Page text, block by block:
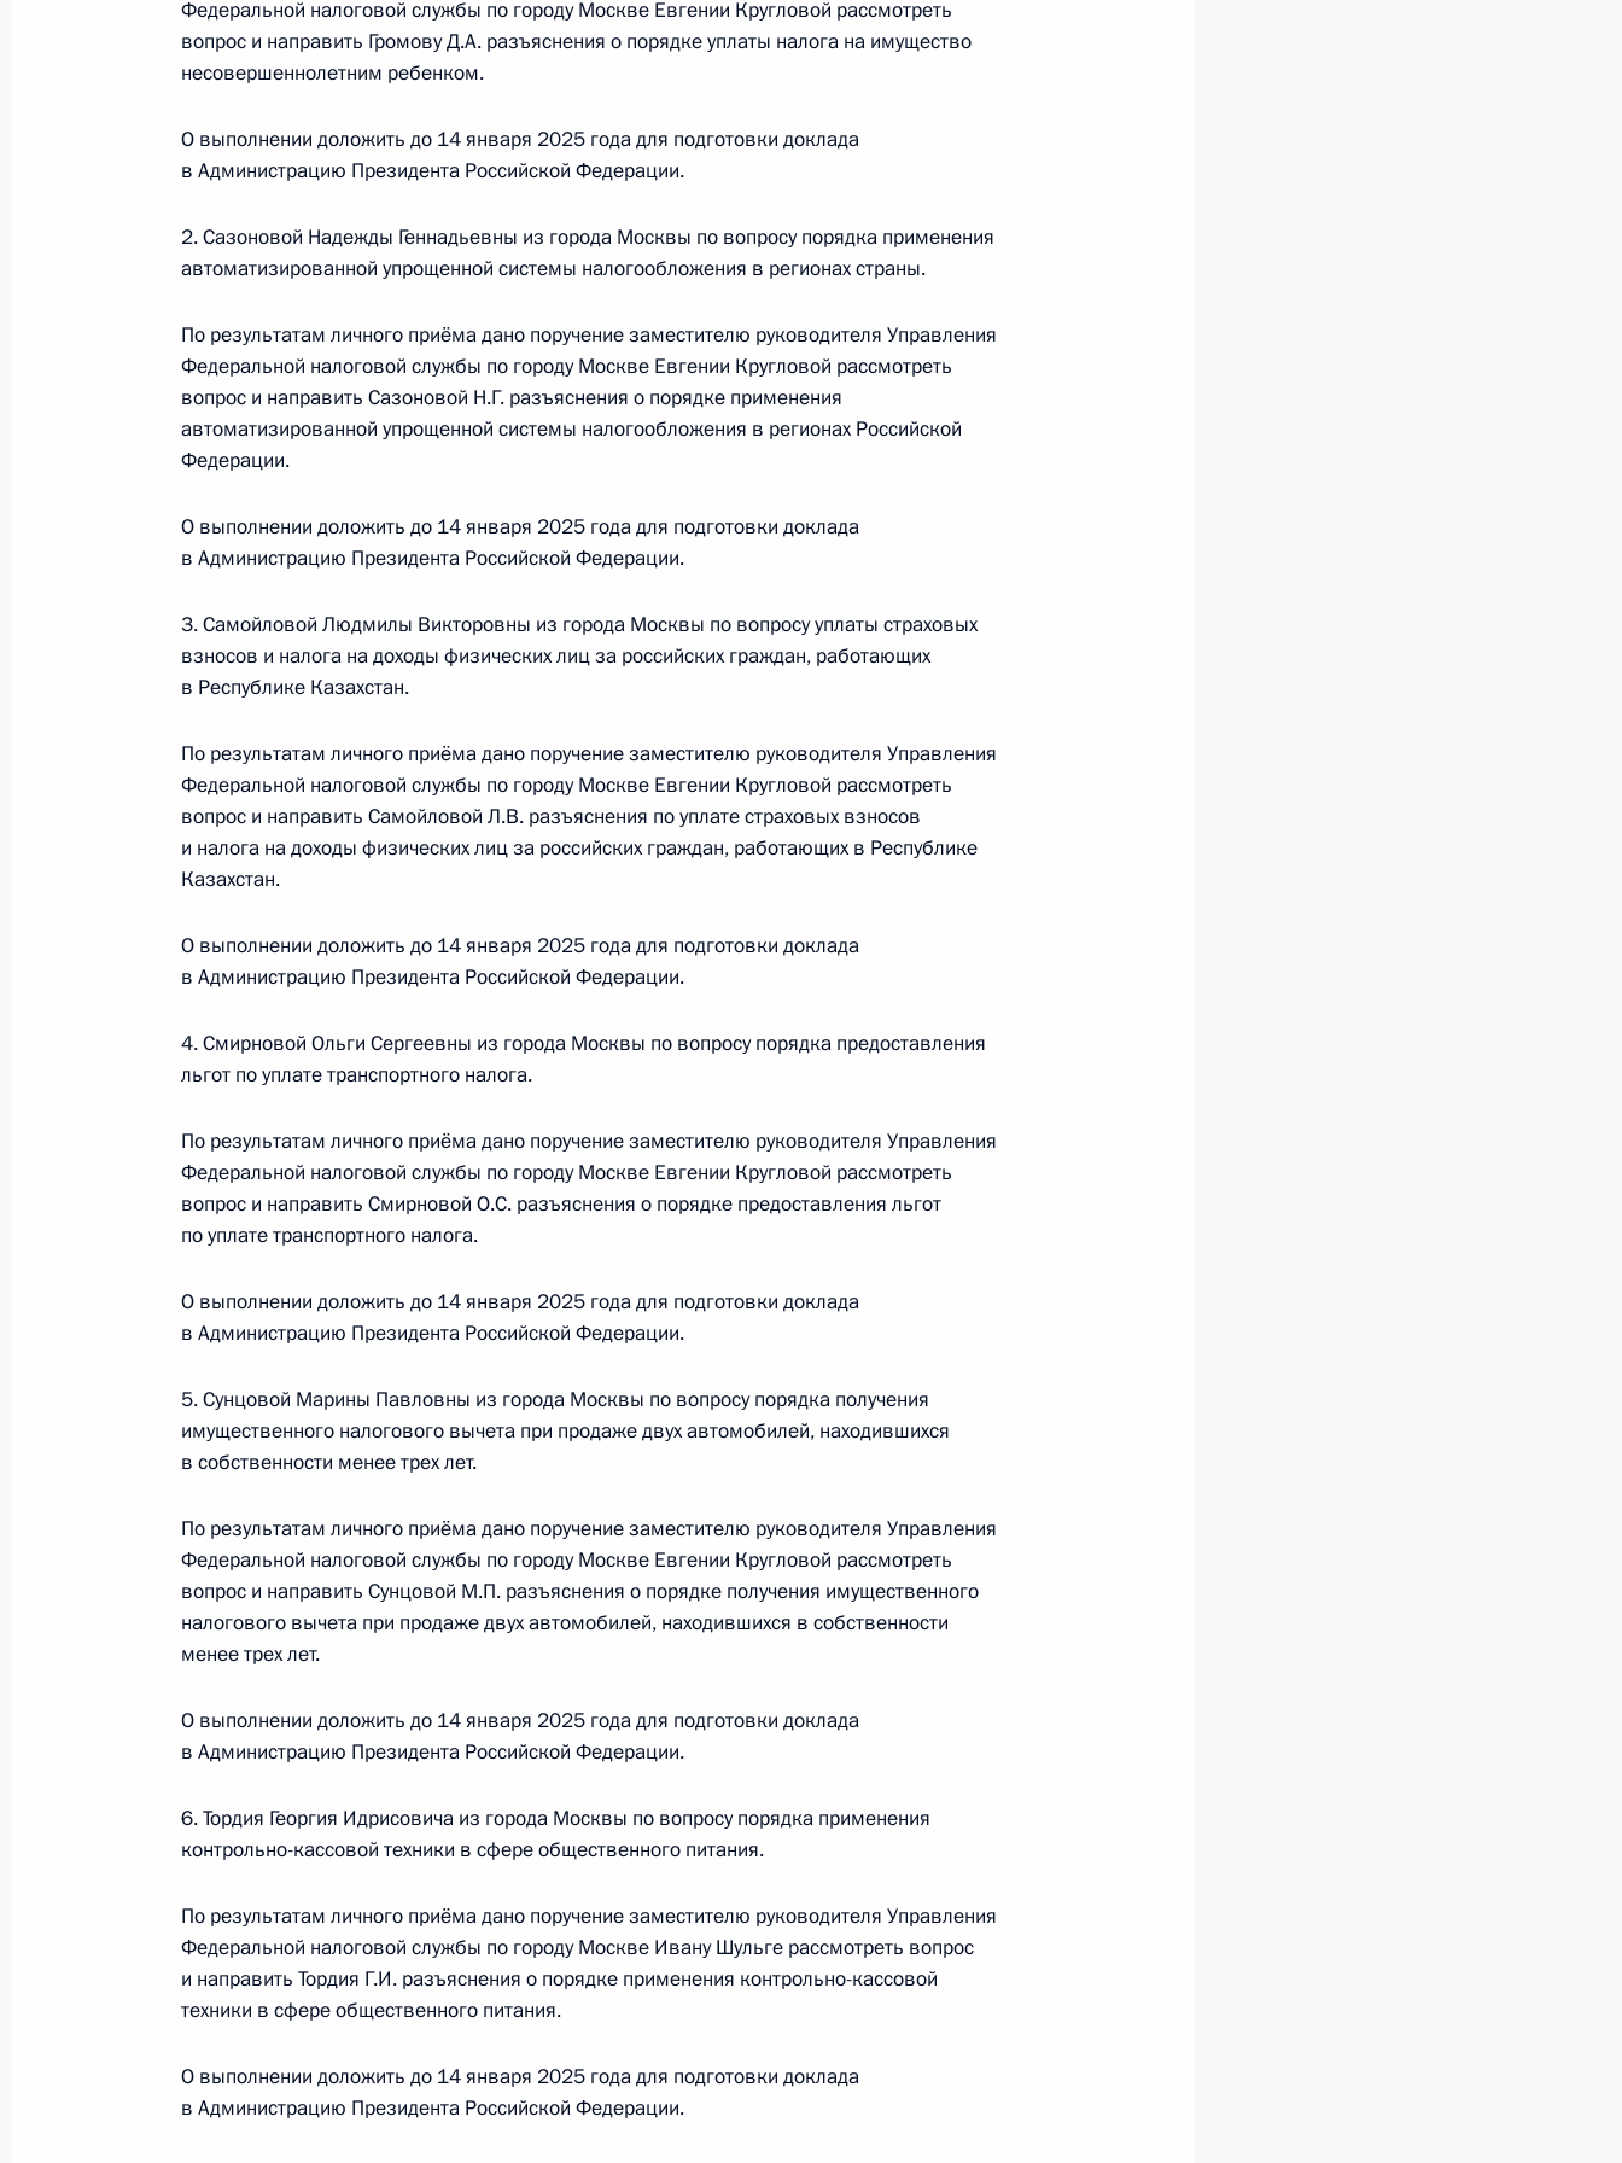
О ходе исполнения поручения, данного по итогам личного приёма в режиме видео-
конференц-связи жительницы Смоленской области, проведённого по поручению
Федерации – начальником Государственно-правового управления Президента
Российской Федерации Ларисой Брычевой в Приёмной Президента Российской
5 декабря 2024 года, 17:39
О ходе исполнения поручения, данного по итогам личного приёма в режиме видео-
конференц-связи жителя Воронежской области, проведённого по поручению
Президента Российской Федерации начальником Управления Президента
Российской Федерации по работе с обращениями граждан и организаций
по приёму граждан в Москве 28 сентября 2021 года
5 декабря 2024 года, 17:38
О ходе исполнения поручения, данного по итогам личного приёма в режиме видео-
по поручению Президента Российской Федерации помощником Президента
Российской Федерации – начальником Референтуры Президента Российской
Федерации Дмитрием Калимулиным в Приёмной Президента Российской
Федерации по приёму граждан в Москве 20 сентября 2023 года
5 декабря 2024 года, 17:37
О ходе исполнения поручения, данного по итогам личного приёма в режиме видео-
Президента Российской Федерации советником Президента Российской Федерации
в Приёмной Президента Российской Федерации по приёму граждан в Москве
5 декабря 2024 года, 17:36
конференц-связи жительницы Кабардино-Балкарской Республики, проведённого
по поручению Президента Российской Федерации советником Президента
граждан в Москве 28 сентября 2016 года
5 декабря 2024 года, 17:34
О ходе принятия мер по итогам личного приёма в режиме видео-конференц-связи
жителя Приморского края, проведённого по поручению Президента Российской
Федерации начальником Референтуры Президента Российской Федерации
в Приёмной Президента Российской Федерации по приёму граждан в Москве
5 декабря 2024 года, 17:32
О ходе исполнения поручения, данного по итогам личного приёма в режиме видео-
Президента Российской Федерации первым заместителем Руководителя
Администрации Президента Российской Федерации Алексеем Громовым
в Приёмной Президента Российской Федерации по приёму граждан в городе
Москве 13 марта 2019 года
Федеральной налоговой службы по городу Москве Евгении Кругловой рассмотреть
вопрос и направить Громову Д.А. разъяснения о порядке уплаты налога на имущество
несовершеннолетним ребенком.
О выполнении доложить до 14 января 2025 года для подготовки доклада
в Администрацию Президента Российской Федерации.
2. Сазоновой Надежды Геннадьевны из города Москвы по вопросу порядка применения
автоматизированной упрощенной системы налогообложения в регионах страны.
По результатам личного приёма дано поручение заместителю руководителя Управления
Федеральной налоговой службы по городу Москве Евгении Кругловой рассмотреть
вопрос и направить Сазоновой Н.Г. разъяснения о порядке применения
автоматизированной упрощенной системы налогообложения в регионах Российской
Федерации.
О выполнении доложить до 14 января 2025 года для подготовки доклада
в Администрацию Президента Российской Федерации.
3. Самойловой Людмилы Викторовны из города Москвы по вопросу уплаты страховых
взносов и налога на доходы физических лиц за российских граждан, работающих
в Республике Казахстан.
По результатам личного приёма дано поручение заместителю руководителя Управления
Федеральной налоговой службы по городу Москве Евгении Кругловой рассмотреть
вопрос и направить Самойловой Л.В. разъяснения по уплате страховых взносов
и налога на доходы физических лиц за российских граждан, работающих в Республике
Казахстан.
О выполнении доложить до 14 января 2025 года для подготовки доклада
в Администрацию Президента Российской Федерации.
4. Смирновой Ольги Сергеевны из города Москвы по вопросу порядка предоставления
льгот по уплате транспортного налога.
По результатам личного приёма дано поручение заместителю руководителя Управления
Федеральной налоговой службы по городу Москве Евгении Кругловой рассмотреть
вопрос и направить Смирновой О.С. разъяснения о порядке предоставления льгот
по уплате транспортного налога.
О выполнении доложить до 14 января 2025 года для подготовки доклада
в Администрацию Президента Российской Федерации.
5. Сунцовой Марины Павловны из города Москвы по вопросу порядка получения
имущественного налогового вычета при продаже двух автомобилей, находившихся
в собственности менее трех лет.
По результатам личного приёма дано поручение заместителю руководителя Управления
Федеральной налоговой службы по городу Москве Евгении Кругловой рассмотреть
вопрос и направить Сунцовой М.П. разъяснения о порядке получения имущественного
налогового вычета при продаже двух автомобилей, находившихся в собственности
менее трех лет.
О выполнении доложить до 14 января 2025 года для подготовки доклада
в Администрацию Президента Российской Федерации.
6. Тордия Георгия Идрисовича из города Москвы по вопросу порядка применения
контрольно-кассовой техники в сфере общественного питания.
По результатам личного приёма дано поручение заместителю руководителя Управления
Федеральной налоговой службы по городу Москве Ивану Шульге рассмотреть вопрос
и направить Тордия Г.И. разъяснения о порядке применения контрольно-кассовой
техники в сфере общественного питания.
О выполнении доложить до 14 января 2025 года для подготовки доклада
в Администрацию Президента Российской Федерации.